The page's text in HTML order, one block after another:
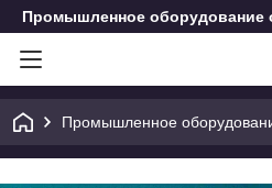
Промышленное оборудование
Промышленное